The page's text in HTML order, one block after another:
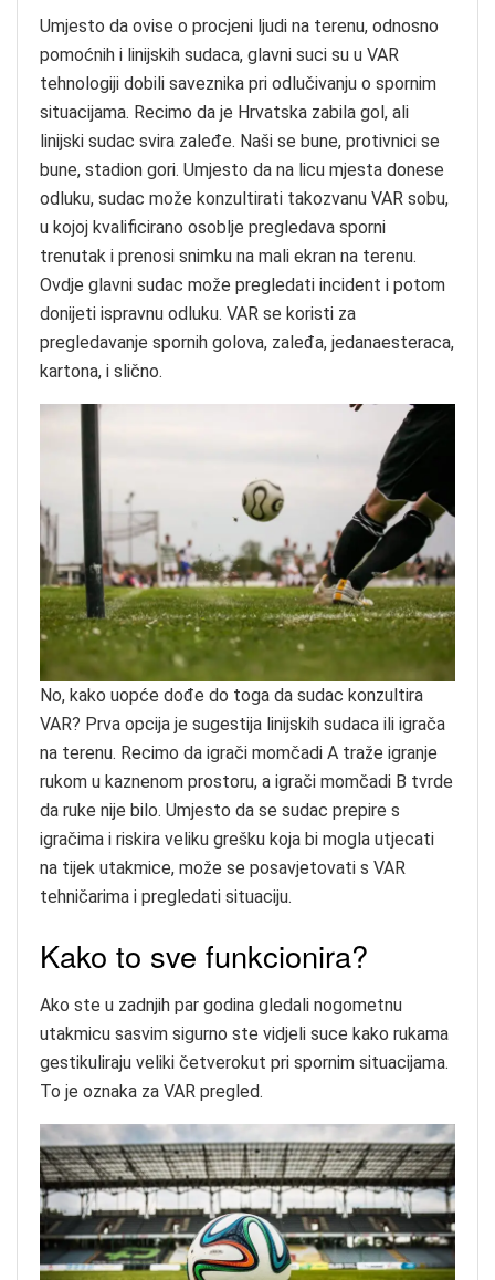
Umjesto da ovise o procjeni ljudi na terenu, odnosno
pomoćnih i linijskih sudaca, glavni suci su u VAR
tehnologiji dobili saveznika pri odlučivanju o spornim
situacijama. Recimo da je Hrvatska zabila gol, ali
linijski sudac svira zaleđe. Naši se bune, protivnici se
bune, stadion gori. Umjesto da na licu mjesta donese
odluku, sudac može konzultirati takozvanu VAR sobu,
u kojoj kvalificirano osoblje pregledava sporni
trenutak i prenosi snimku na mali ekran na terenu.
Ovdje glavni sudac može pregledati incident i potom
donijeti ispravnu odluku. VAR se koristi za
pregledavanje spornih golova, zaleđa, jedanaesteraca,
kartona, i slično.
No, kako uopće dođe do toga da sudac konzultira
VAR? Prva opcija je sugestija linijskih sudaca ili igrača
na terenu. Recimo da igrači momčadi A traže igranje
rukom u kaznenom prostoru, a igrači momčadi B tvrde
da ruke nije bilo. Umjesto da se sudac prepire s
igračima i riskira veliku grešku koja bi mogla utjecati
na tijek utakmice, može se posavjetovati s VAR
tehničarima i pregledati situaciju.
Kako to sve funkcionira?
Ako ste u zadnjih par godina gledali nogometnu
utakmicu sasvim sigurno ste vidjeli suce kako rukama
gestikuliraju veliki četverokut pri spornim situacijama.
To je oznaka za VAR pregled.